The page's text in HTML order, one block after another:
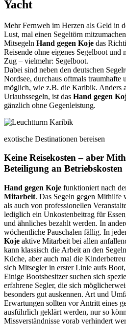
Yacht
Mehr Fernweh im Herzen als Geld in
Lust, mal einen Segeltörn
Mitsegeln Hand gegen Koje das
Reisende ohne eigenes Segelboot
Zug – vielmehr: Segelboot.
Dabei sind neben den deutschen
Nordsee, durchaus oftmals traumhafte
möglich, wie z.B. die Karibik. Anders
Urlaubssegeln, ist das Hand gegen
gänzlich ohne Gegenleistung.
exotische Destinationen bereisen
Keine Reisekosten – aber
Beteiligung an Betriebskosten
Hand gegen Koje funktioniert nach
Mitarbeit. Das Segeln gegen Mithilfe
als auch von professionellen
lediglich ein Unkostenbeitrag für
und ähnliches bezahlt werden. In
wöchentliche Pauschalen fällig. In
Koje aktive Mitarbeit bei allen
kann klassisch die Arbeit an den
Küche, aber auch mal die
sich Mitsegler in erster Linie aufs
Einige Bootsbesitzer suchen sich
erfahrene Segler, die sich
besonders gut auskennen. Art und
Erwartungen sollten vor Antritt eines
ausführlich geklärt werden, nur so
Missverständnisse vorab verhindert